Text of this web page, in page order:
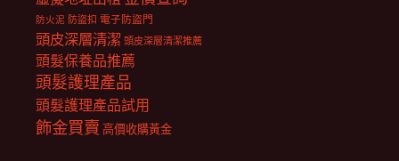
防火泥 防盜扣 電子防盜門
頭皮深層清潔 頭皮深層清潔推薦
頭髮保養品推薦
頭髮護理產品
頭髮護理產品試用
飾金買賣 高價收購黃金